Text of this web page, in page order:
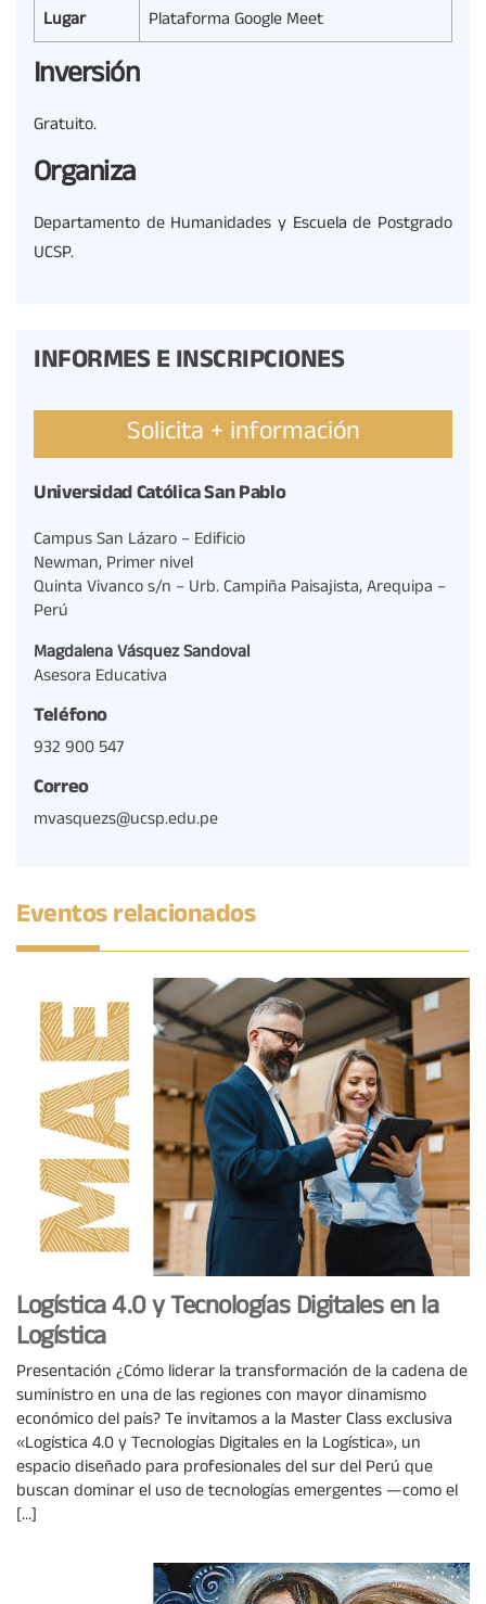
Lugar Plataforma Google Meet
Inversión
Gratuito.
Organiza
Departamento de Humanidades y Escuela de Postgrado
UCSP.
INFORMES E INSCRIPCIONES
Solicita + información
Universidad Católica San Pablo
Campus San Lázaro – Edificio
Newman, Primer nivel
Quinta Vivanco s/n – Urb. Campiña Paisajista, Arequipa –
Perú
Magdalena Vásquez Sandoval
Asesora Educativa
Teléfono
932 900 547
Correo
mvasquezs@ucsp.edu.pe
Eventos relacionados
Logística 4.0 y Tecnologías Digitales en la
Logística
Presentación ¿Cómo liderar la transformación de la cadena de
suministro en una de las regiones con mayor dinamismo
económico del país? Te invitamos a la Master Class exclusiva
«Logística 4.0 y Tecnologías Digitales en la Logística», un
espacio diseñado para profesionales del sur del Perú que
buscan dominar el uso de tecnologías emergentes —como el
[…]